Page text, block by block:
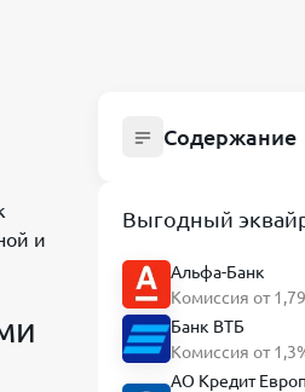
и
Содержание
и оформление
Особенности
несколькими
Распределение
капитале
Выгодный
Альфа-Банк
Комиссия от
Банк ВТБ
Комиссия от
АО Кредит